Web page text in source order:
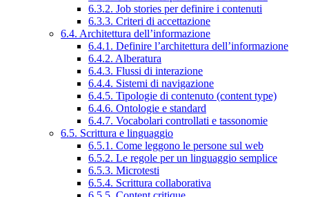
6.3.2. Job stories per definire i contenuti
6.3.3. Criteri di accettazione
6.4. Architettura dell’informazione
6.4.1. Definire l’architettura dell’informazione
6.4.2. Alberatura
6.4.3. Flussi di interazione
6.4.4. Sistemi di navigazione
6.4.5. Tipologie di contenuto (content type)
6.4.6. Ontologie e standard
6.4.7. Vocabolari controllati e tassonomie
6.5. Scrittura e linguaggio
6.5.1. Come leggono le persone sul web
6.5.2. Le regole per un linguaggio semplice
6.5.3. Microtesti
6.5.4. Scrittura collaborativa